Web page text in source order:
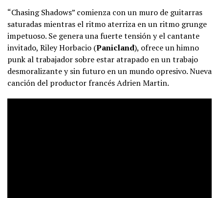
“Chasing Shadows” comienza con un muro de guitarras
saturadas mientras el ritmo aterriza en un ritmo grunge
impetuoso. Se genera una fuerte tensión y el cantante
invitado, Riley Horbacio (Panicland), ofrece un himno
punk al trabajador sobre estar atrapado en un trabajo
desmoralizante y sin futuro en un mundo opresivo. Nueva
canción del productor francés Adrien Martin.